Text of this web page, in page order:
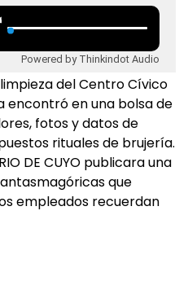
Powered by Thinkindot Audio
del Centro Cívico
encontró en una bolsa de
fotos y datos de
rituales de brujería.
DE CUYO publicara una
que
empleados recuerdan